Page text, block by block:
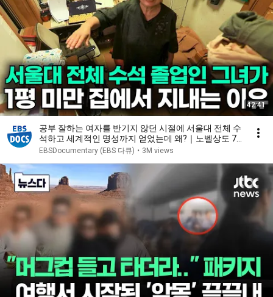
42:41
공부 잘하는 여자를 반기지 않던 시절에 서울대 전체 수
석하고 세계적인 명성까지 얻었는데 왜?｜노벨상도 7
성급 호텔도 부럽지 않은 어느 학자의 품격｜여백서원
EBSDocumentary (EBS 다큐) • 3M views